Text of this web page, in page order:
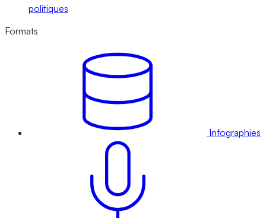
politiques
Formats
Infographies